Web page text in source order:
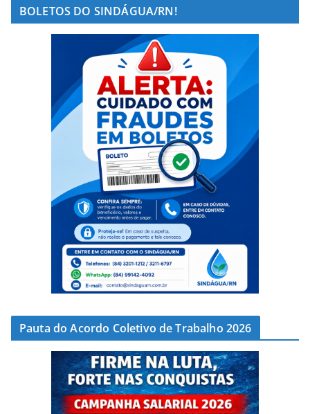
BOLETOS DO SINDÁGUA/RN!
Pauta do Acordo Coletivo de Trabalho 2026